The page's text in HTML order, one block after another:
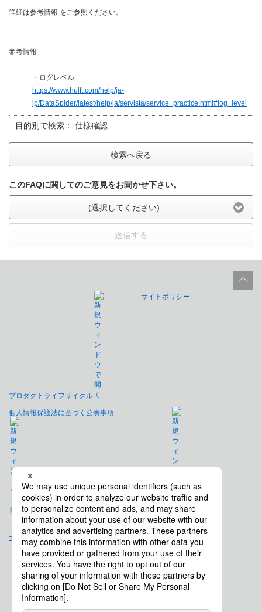
詳細は参考情報 をご参照ください。
参考情報
・ログレベル
https://www.hulft.com/help/ja-
jp/DataSpider/latest/help/ja/servista/service_practice.html#log_level
目的別で検索： 仕様確認
検索へ戻る
このFAQに関してのご意見をお聞かせ下さい。
(選択してください)
送信する
プロダクトライフサイクル
サイトポリシー
個人情報保護法に基づく公表事項
免責事項
サイトマップ